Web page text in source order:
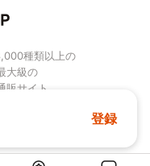
種類以上の
大級の
販サイト
登録